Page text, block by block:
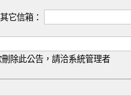
其它信箱：
除此公告，請洽系統管理者